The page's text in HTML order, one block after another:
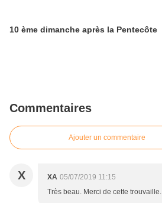
10 ème dimanche après la Pentecôte
Commentaires
Ajouter un commentaire
X XA 05/07/2019 11:15
Très beau. Merci de cette trouvaille.